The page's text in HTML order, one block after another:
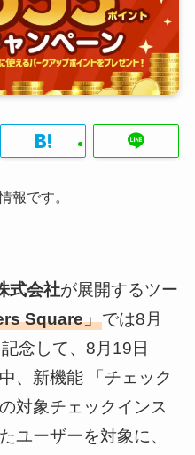
報です。
式会社が展開するツー
Square」では8月
念して、8月19日
、新機能 「チェック
対象チェックインス
ユーザーを対象に、